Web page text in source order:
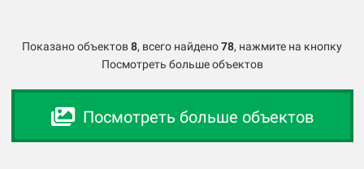
Показано объектов8, всего найдено78, нажмите на кнопку
Посмотреть больше объектов
Посмотреть больше объектов